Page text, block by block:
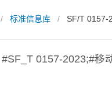
/ 标准信息库 / SF/T 0157-
#SF_T 0157-2023;#移